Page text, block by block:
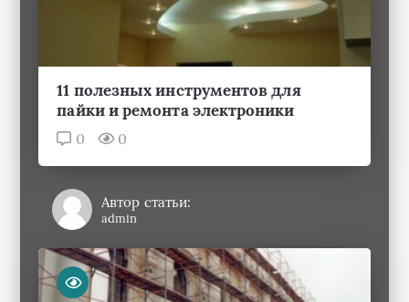
11 полезных инструментов для
пайки и ремонта электроники
0 0
Автор статьи:
admin